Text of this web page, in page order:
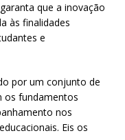
que a inovação
às finalidades
e
por um conjunto de
os fundamentos
nos
Eis os